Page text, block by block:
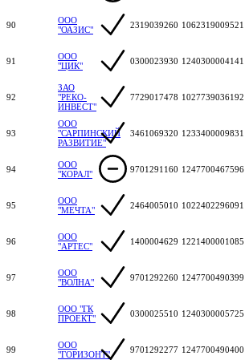
90
ООО
"ОАЗИС"
2319039260 1062319009521
91
ООО
"ЦИК"
0300023930 1240300004141
92
ЗАО
"РЕКО-
ИНВЕСТ"
7729017478 1027739036192
93
ООО
"САРПИНСКИЙ
РАЗВИТИЕ"
3461069320 1233400009831
94
ООО
"КОРАЛ"
9701291160 1247700467596
95
ООО
"МЕЧТА"
2464005010 1022402296091
96
ООО
"АРТЕС"
1400004629 1221400001085
97
ООО
"ВОЛНА"
9701292260 1247700490399
98
ООО "ГК
ПРОЕКТ"
0300025510 1240300005725
99
ООО
"ГОРИЗОНТ"
9701292277 1247700490400